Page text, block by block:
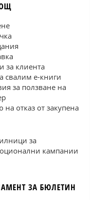
за клиента
свалим е-книги
за ползване на
на отказ от закупена
за
кампании
ЗА БЮЛЕТИН